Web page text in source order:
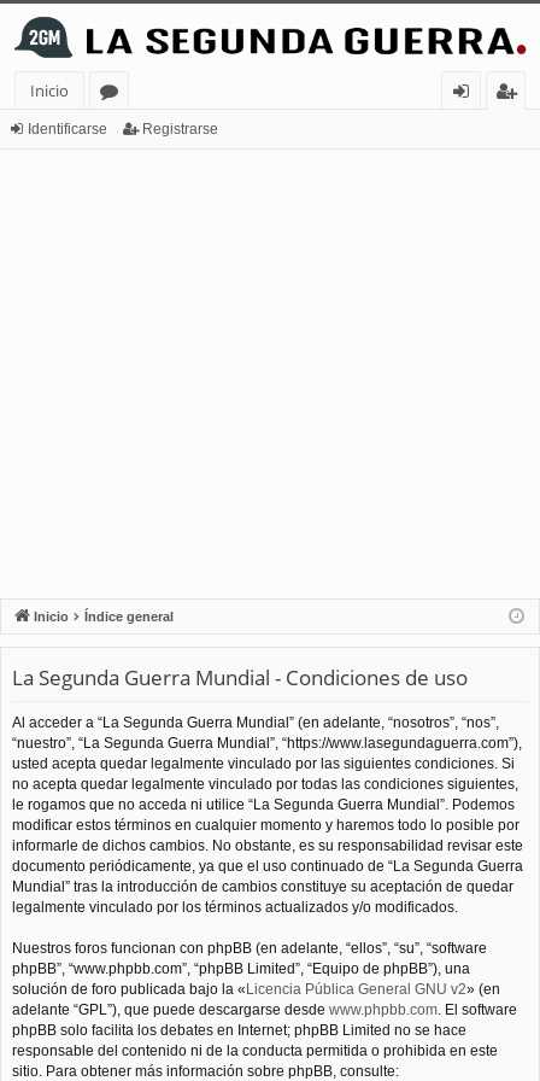
Inicio
or
Identificarse Registrarse
Inicio Índice general
La Segunda Guerra Mundial - Condiciones de uso
Al acceder a “La Segunda Guerra Mundial” (en adelante, “nosotros”, “nos”,
“nuestro”, “La Segunda Guerra Mundial”, “https://www.lasegundaguerra.com”),
usted acepta quedar legalmente vinculado por las siguientes condiciones. Si
no acepta quedar legalmente vinculado por todas las condiciones siguientes,
le rogamos que no acceda ni utilice “La Segunda Guerra Mundial”. Podemos
modificar estos términos en cualquier momento y haremos todo lo posible por
informarle de dichos cambios. No obstante, es su responsabilidad revisar este
documento periódicamente, ya que el uso continuado de “La Segunda Guerra
Mundial” tras la introducción de cambios constituye su aceptación de quedar
legalmente vinculado por los términos actualizados y/o modificados.
Nuestros foros funcionan con phpBB (en adelante, “ellos”, “su”, “software
phpBB”, “www.phpbb.com”, “phpBB Limited”, “Equipo de phpBB”), una
solución de foro publicada bajo la «Licencia Pública General GNU v2» (en
adelante “GPL”), que puede descargarse desde www.phpbb.com. El software
phpBB solo facilita los debates en Internet; phpBB Limited no se hace
responsable del contenido ni de la conducta permitida o prohibida en este
sitio. Para obtener más información sobre phpBB, consulte: